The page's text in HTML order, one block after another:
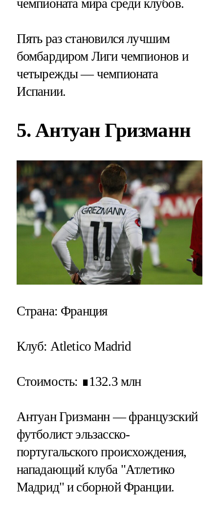
чемпионата мира среди клубов.
Пять раз становился лучшим
бомбардиром Лиги чемпионов и
четырежды — чемпионата
Испании.
5. Антуан Гризманн
Страна: Франция
Клуб: Atletico Madrid
Стоимость: ∎132.3 млн
Антуан Гризманн — французский
футболист эльзасско-
португальского происхождения,
нападающий клуба "Атлетико
Мадрид" и сборной Франции.